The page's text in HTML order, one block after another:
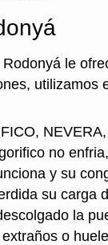
le
utilizamos
no
y su
su carga
la
o